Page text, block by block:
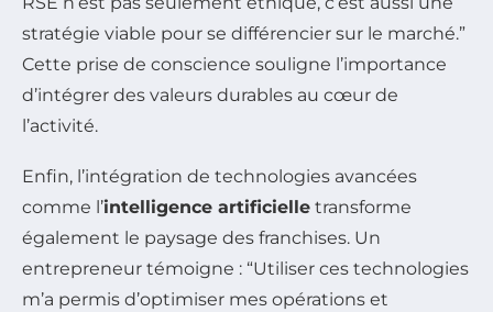
stratégie viable pour se différencier sur le marché.”
Cette prise de conscience souligne l’importance
d’intégrer des valeurs durables au cœur de
l’activité.
Enfin, l’intégration de technologies avancées
comme l’intelligence artificielle transforme
également le paysage des franchises. Un
entrepreneur témoigne : “Utiliser ces technologies
m’a permis d’optimiser mes opérations et